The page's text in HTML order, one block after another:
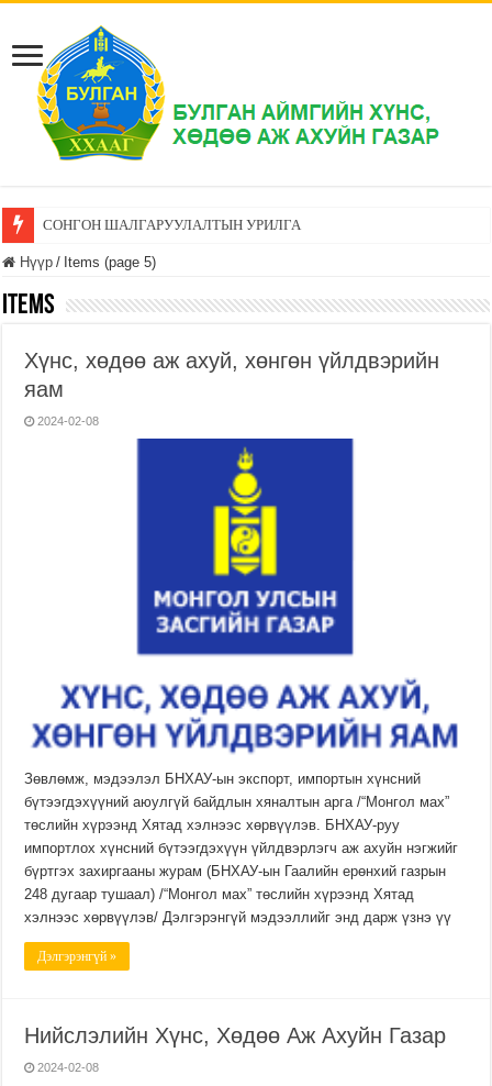
СОНГОН ШАЛГАРУУЛАЛТЫН УРИЛГА
Нүүр / Items (page 5)
Items
Хүнс, хөдөө аж ахуй, хөнгөн үйлдвэрийн
яам
2024-02-08
Зөвлөмж, мэдээлэл БНХАУ-ын экспорт, импортын хүнсний
бүтээгдэхүүний аюулгүй байдлын хяналтын арга /“Монгол мах”
төслийн хүрээнд Хятад хэлнээс хөрвүүлэв. БНХАУ-руу
импортлох хүнсний бүтээгдэхүүн үйлдвэрлэгч аж ахуйн нэгжийг
бүртгэх захиргааны журам (БНХАУ-ын Гаалийн ерөнхий газрын
248 дугаар тушаал) /“Монгол мах” төслийн хүрээнд Хятад
хэлнээс хөрвүүлэв/ Дэлгэрэнгүй мэдээллийг энд дарж үзнэ үү
Дэлгэрэнгүй »
Нийслэлийн Хүнс, Хөдөө Аж Ахуйн Газар
2024-02-08